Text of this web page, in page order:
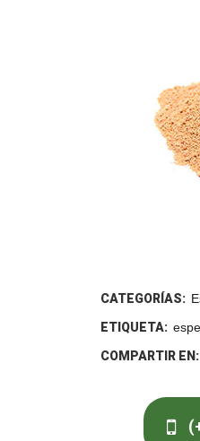
CATEGORÍAS:
ETIQUETA:
COMPARTIR EN: